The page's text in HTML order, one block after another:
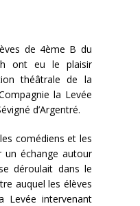
de 4ème B du
ont eu le plaisir
théâtrale de la
la Levée
d’Argentré.
comédiens et les
un échange autour
déroulait dans le
auquel les élèves
Levée intervenant